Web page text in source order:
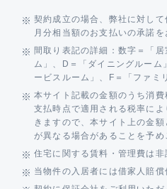
契約成立の場合、弊社に対し
月分相当額のお支払いの承諾を
間取り表記の詳細：数字＝「
ム」、D＝「ダイニングルー
ービスルーム」、F＝「ファミ
本サイト記載の金額のうち消費
支払時点で適用される税率に
きますので、本サイト上の金
が異なる場合があることを予め
住宅に関する賃料・管理費は非
当物件の入居者には借家人賠